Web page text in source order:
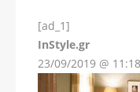
[ad_1]
InStyle.gr
23/09/2019 @